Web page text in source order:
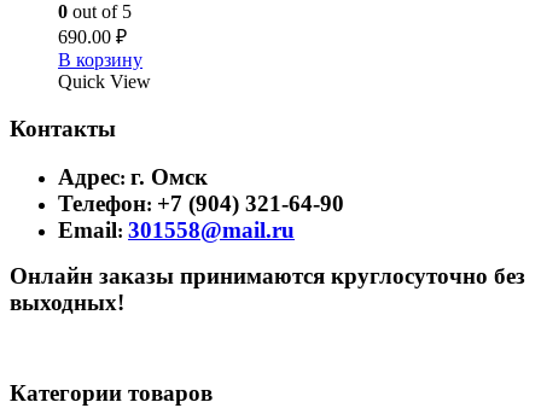
0 out of 5
690.00 ₽
В корзину
Quick View
Контакты
Адрес: г. Омск
Телефон: +7 (904) 321-64-90
Email: 301558@mail.ru
Онлайн заказы принимаются круглосуточно без
выходных!
Категории товаров